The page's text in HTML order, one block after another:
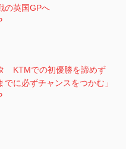
の英国GPへ
KTMでの初優勝を諦めず
でに必ずチャンスをつかむ」